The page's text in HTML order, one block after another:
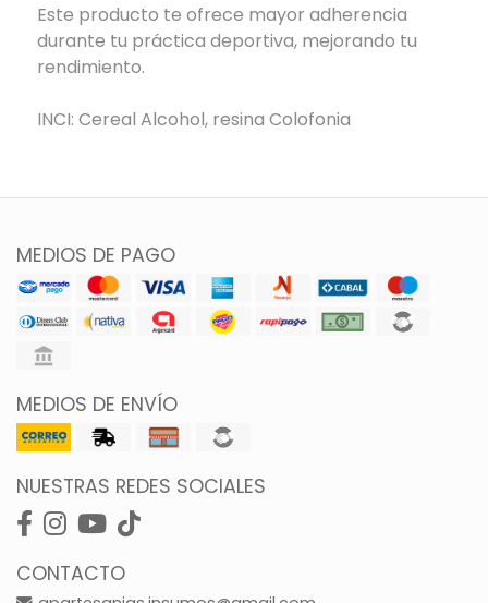
Este producto te ofrece mayor adherencia
durante tu práctica deportiva, mejorando tu
rendimiento.
INCI: Cereal Alcohol, resina Colofonia
MEDIOS DE PAGO
MEDIOS DE ENVÍO
NUESTRAS REDES SOCIALES
CONTACTO